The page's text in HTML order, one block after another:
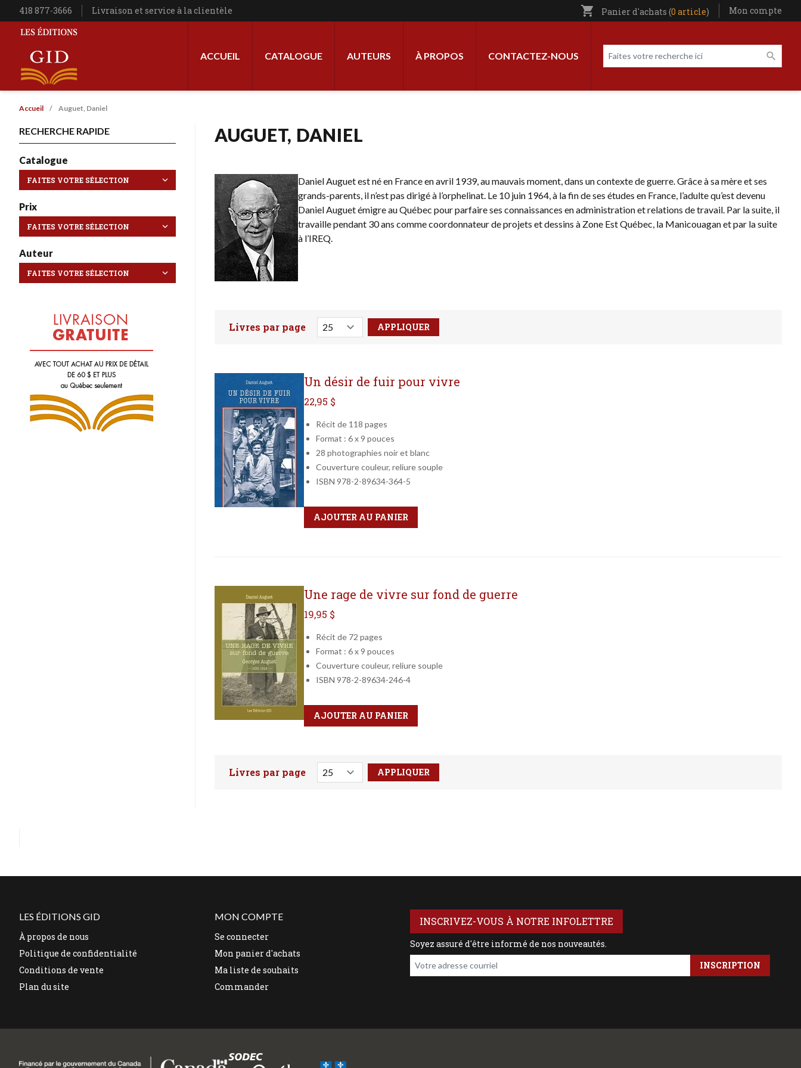
Aller au contenu principal
Téléphone
418 877-3666 Livraison et service à la clientèle shopping_cart Panier d'achats (0 article) Utilisateur entête
Mon compte
ACCUEIL CATALOGUE AUTEURS À PROPOS CONTACTEZ-NOUS Faites votre recherche ici
Livres par page
Fil d'Ariane
Accueil Auguet, Daniel
AUGUET, DANIEL
Daniel Auguet est né en France en avril 1939, au mauvais moment, dans un contexte de guerre. Grâce à sa mère et ses
grands-parents, il n’est pas dirigé à l’orphelinat. Le 10 juin 1964, à la fin de ses études en France, l’adulte qu’est devenu
Daniel Auguet émigre au Québec pour parfaire ses connaissances en administration et relations de travail. Par la suite, il
travaille pendant 30 ans comme coordonnateur de projets et dessins à Zone Est Québec, la Manicouagan et par la suite
à l’IREQ.
Faites votre recherche ici
Livres par page
Un désir de fuir pour vivre
22,95 $
Récit de 118 pages
Format : 6 x 9 pouces
28 photographies noir et blanc
Couverture couleur, reliure souple
ISBN 978-2-89634-364-5
Qté
Format
AJOUTER AU PANIER
Une rage de vivre sur fond de guerre
19,95 $
Récit de 72 pages
Format : 6 x 9 pouces
Couverture couleur, reliure souple
ISBN 978-2-89634-246-4
Qté
Format
AJOUTER AU PANIER
Faites votre recherche ici
Livres par page
RECHERCHE RAPIDE
Catalogue
Prix
Auteur
LES ÉDITIONS GID
À propos de nous
Politique de confidentialité
Conditions de vente
Plan du site
MON COMPTE
Se connecter
Mon panier d'achats
Ma liste de souhaits
Commander
INSCRIVEZ-VOUS À NOTRE INFOLETTRE
Soyez assuré d'être informé de nos nouveautés.
Votre adresse courriel